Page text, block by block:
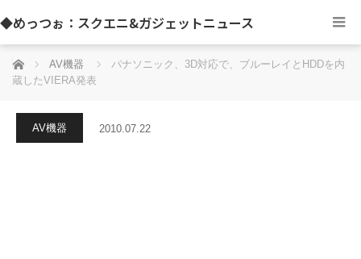
◆めっつぉ：スクエニ&ガジェットニュース
ホーム AV機器
パナソニック、3D対応で、ブルーレイとHDDを内
蔵したVIERA発表
AV機器 2010.07.22